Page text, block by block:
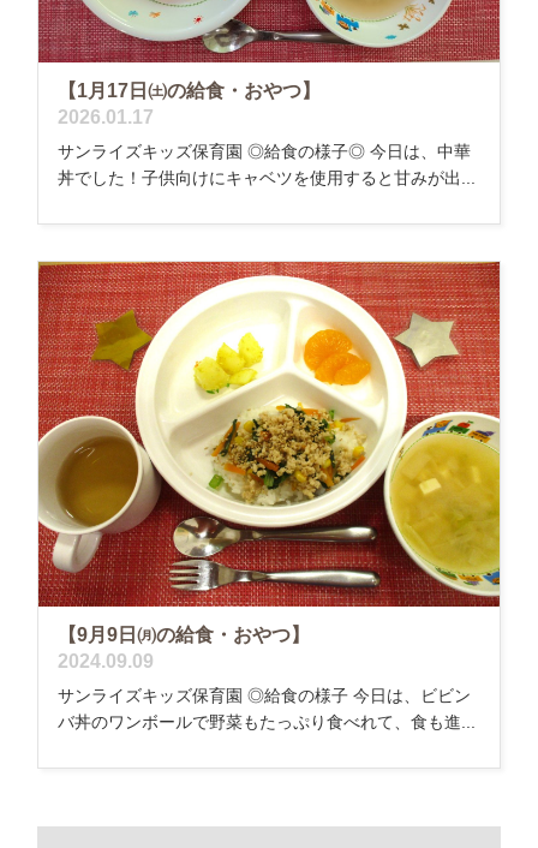
【1月17日㈯の給食・おやつ】
2026.01.17
サンライズキッズ保育園 ◎給食の様子◎ 今日は、中華
丼でした！子供向けにキャベツを使用すると甘みが出...
【9月9日㈪の給食・おやつ】
2024.09.09
サンライズキッズ保育園 ◎給食の様子 今日は、ビビン
バ丼のワンボールで野菜もたっぷり食べれて、食も進...